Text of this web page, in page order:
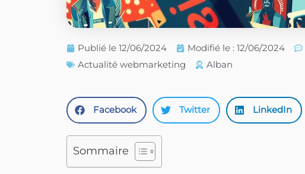
Publié le 12/06/2024 Modifié le : 12/06/2024
Actualité webmarketing
Alban
Facebook Twitter LinkedIn
Sommaire